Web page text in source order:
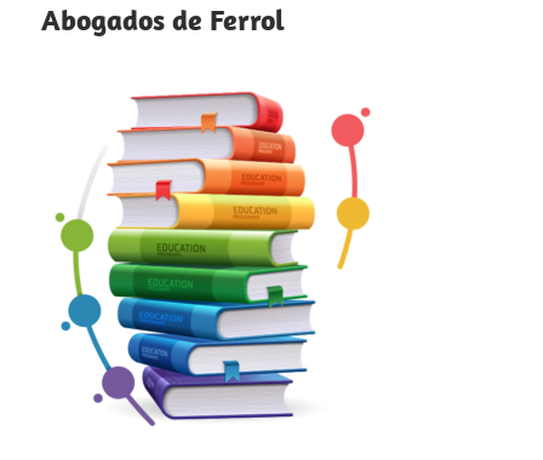
Abogados de Ferrol